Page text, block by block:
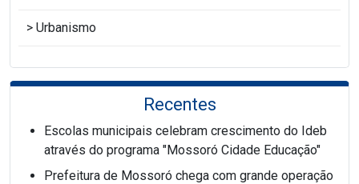
Urbanismo
Recentes
Escolas municipais celebram crescimento do Ideb
através do programa "Mossoró Cidade Educação"
Prefeitura de Mossoró chega com grande operação